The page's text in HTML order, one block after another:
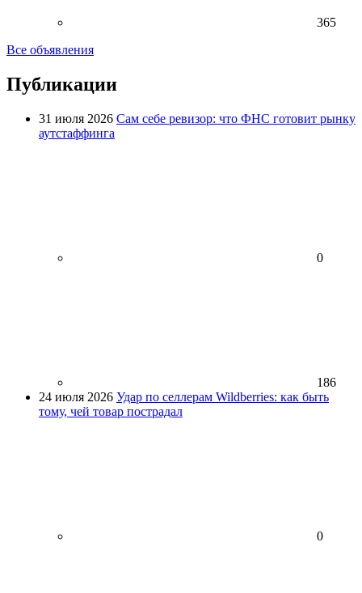
365
Все объявления
Публикации
31 июля 2026 Сам себе ревизор: что ФНС готовит рынку
аутстаффинга
0
186
24 июля 2026 Удар по селлерам Wildberries: как быть
тому, чей товар пострадал
0